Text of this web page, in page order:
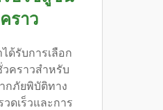
ราว
ด้รับการเลือก
คราวสำหรับ
กภัยพิบัติทาง
ดเร็วและการ